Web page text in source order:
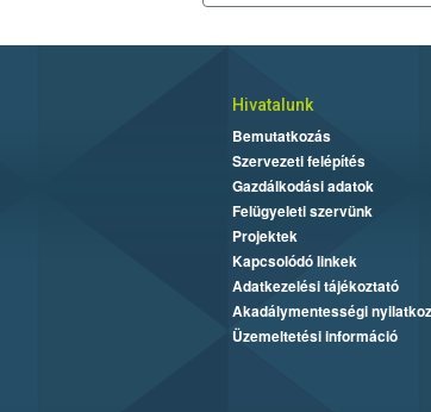
Hivatalunk
Bemutatkozás
Szervezeti felépítés
Gazdálkodási adatok
Felügyeleti szervünk
Projektek
Kapcsolódó linkek
Adatkezelési tájékoztató
Akadálymentességi
Üzemeltetési információ